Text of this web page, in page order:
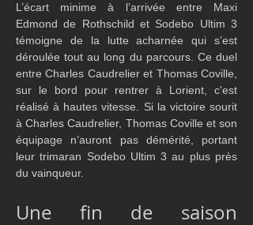
L’écart minime à l’arrivée entre Maxi
Edmond de Rothschild et Sodebo Ultim 3
témoigne de la lutte acharnée qui s’est
déroulée tout au long du parcours. Ce duel
entre Charles Caudrelier et Thomas Coville,
sur le bord pour rentrer à Lorient, c'est
réalisé à hautes vitesse. Si la victoire sourit
à Charles Caudrelier, Thomas Coville et son
équipage n’auront pas démérité, portant
leur trimaran Sodebo Ultim 3 au plus près
du vainqueur.
Une fin de saison